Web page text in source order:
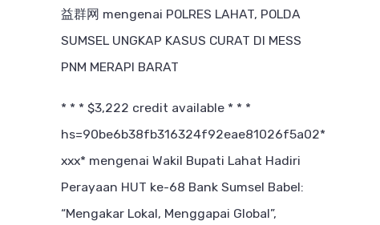
益群网 mengenai POLRES LAHAT, POLDA
SUMSEL UNGKAP KASUS CURAT DI MESS
PNM MERAPI BARAT
* * * $3,222 credit available * * *
hs=90be6b38fb316324f92eae81026f5a02*
ххх* mengenai Wakil Bupati Lahat Hadiri
Perayaan HUT ke-68 Bank Sumsel Babel:
“Mengakar Lokal, Menggapai Global”,